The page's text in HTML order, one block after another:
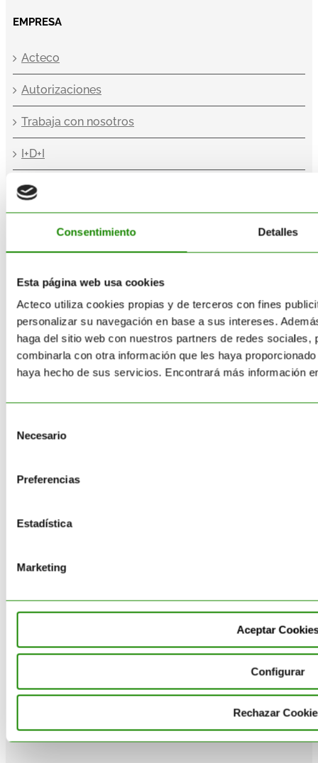
Consentimiento Detalles
Esta página web usa cookies
Acteco utiliza cookies propias y de terceros con fines
personalizar su navegación en base a sus intereses.
haga del sitio web con nuestros partners de redes sociales,
combinarla con otra información que les haya
haya hecho de sus servicios. Encontrará más información
Necesario
Preferencias
Estadística
Marketing
Aceptar
Configurar
Rechazar
EMPRESA
Acteco
Autorizaciones
Trabaja con nosotros
I+D+I
Política Integrada
Eco-solidaridad
Canal de denuncias
SERVICIOS
Consultoría medioambiental
Reciclado
Transporte de residuos
Suministro
Gestión de Aceite usado (AVU)